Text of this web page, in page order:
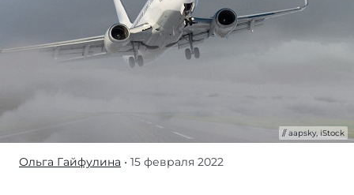
aapsky, iStock
В
Ольга Гайфулина • 15 февраля 2022